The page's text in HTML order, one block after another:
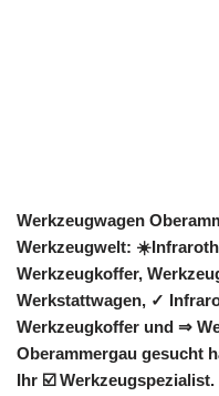
Werkzeugwagen
Werkzeugwelt:
Werkzeugkoffer,
Werkstattwagen, ✓
Werkzeugkoffer und ⇒
Oberammergau gesucht
Ihr ☑️